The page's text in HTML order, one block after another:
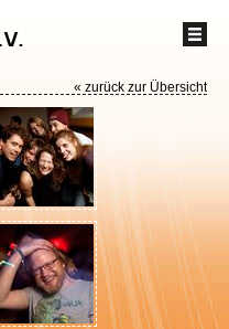
« zurück zur Übersicht